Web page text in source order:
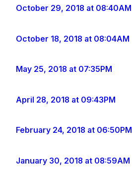
October 29, 2018 at 08:40AM
October 18, 2018 at 08:04AM
May 25, 2018 at 07:35PM
April 28, 2018 at 09:43PM
February 24, 2018 at 06:50PM
January 30, 2018 at 08:59AM